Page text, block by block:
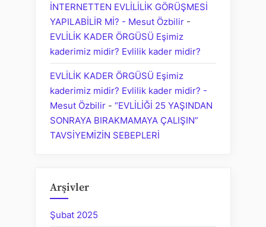
İNTERNETTEN EVLİLİLİK GÖRÜŞMESİ
YAPILABİLİR Mİ? - Mesut Özbilir -
EVLİLİK KADER ÖRGÜSÜ Eşimiz
kaderimiz midir? Evlilik kader midir?
EVLİLİK KADER ÖRGÜSÜ Eşimiz
kaderimiz midir? Evlilik kader midir? -
Mesut Özbilir - “EVLİLİĞİ 25 YAŞINDAN
SONRAYA BIRAKMAMAYA ÇALIŞIN”
TAVSİYEMİZİN SEBEPLERİ
Arşivler
Şubat 2025